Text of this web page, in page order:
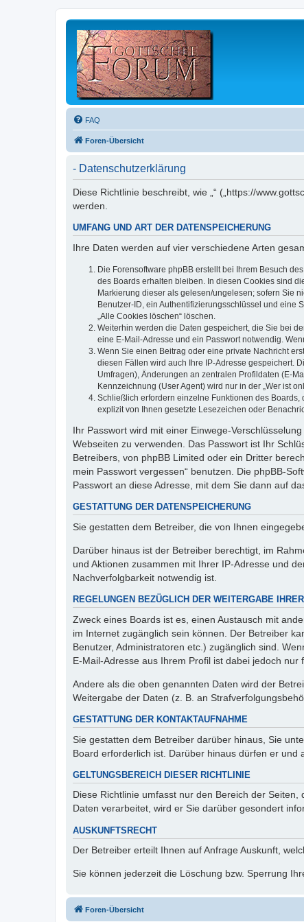
FAQ
Foren-Übersicht
- Datenschutzerklärung
Diese Richtlinie beschreibt, wie „“ („https://
werden.
UMFANG UND ART DER DATENSPEICHERUNG
Ihre Daten werden auf vier verschiedene Arten
Die Forensoftware phpBB erstellt bei Ihrem Besuch
des Boards erhalten bleiben. In diesen Cookies sind
Markierung dieser als gelesen/ungelesen; sofern Sie
Benutzer-ID, ein Authentifizierungsschlüssel und eine
„Alle Cookies löschen“ löschen.
Weiterhin werden die Daten gespeichert, die Sie bei
eine E-Mail-Adresse und ein Passwort notwendig.
Wenn Sie einen Beitrag oder eine private Nachricht
diesen Fällen wird auch Ihre IP-Adresse gespeichert.
Umfragen), Änderungen an zentralen Profildaten (E-
Kennzeichnung (User Agent) wird nur in der „Wer ist
Schließlich erfordern einzelne Funktionen des
explizit von Ihnen gesetzte Lesezeichen oder
Ihr Passwort wird mit einer Einwege-
Webseiten zu verwenden. Das Passwort ist Ihr
Betreibers, von phpBB Limited oder ein Dritter
mein Passwort vergessen“ benutzen. Die phpBB-
Passwort an diese Adresse, mit dem Sie dann auf
GESTATTUNG DER DATENSPEICHERUNG
Sie gestatten dem Betreiber, die von Ihnen
Darüber hinaus ist der Betreiber berechtigt, im
und Aktionen zusammen mit Ihrer IP-Adresse und
Nachverfolgbarkeit notwendig ist.
REGELUNGEN BEZÜGLICH DER WEITERGABE
Zweck eines Boards ist es, einen Austausch mit
im Internet zugänglich sein können. Der Betreiber
Benutzer, Administratoren etc.) zugänglich sind.
E-Mail-Adresse aus Ihrem Profil ist dabei jedoch
Andere als die oben genannten Daten wird der
Weitergabe der Daten (z. B. an
GESTATTUNG DER KONTAKTAUFNAHME
Sie gestatten dem Betreiber darüber hinaus, Sie
Board erforderlich ist. Darüber hinaus dürfen er und
GELTUNGSBEREICH DIESER RICHTLINIE
Diese Richtlinie umfasst nur den Bereich der
Daten verarbeitet, wird er Sie darüber gesondert
AUSKUNFTSRECHT
Der Betreiber erteilt Ihnen auf Anfrage Auskunft,
Sie können jederzeit die Löschung bzw. Sperrung
Foren-Übersicht